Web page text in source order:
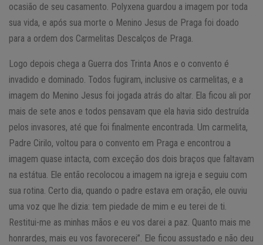
ocasião de seu casamento. Polyxena guardou a imagem por toda
sua vida, e após sua morte o Menino Jesus de Praga foi doado
para a ordem dos Carmelitas Descalços de Praga.
Logo depois chega a Guerra dos Trinta Anos e o convento é
invadido e dominado. Todos fugiram, inclusive os carmelitas, e a
imagem do Menino Jesus foi jogada atrás do altar. Ela ficou ali por
mais de sete anos e todos pensavam que ela havia sido destruída
pelos invasores, até que foi finalmente encontrada. Um carmelita,
Padre Cirilo, voltou para o convento em Praga e encontrou a
imagem quase intacta, com exceção dos dois braços que faltavam
na estátua. Ele então recolocou a imagem na igreja e seguiu com
sua rotina. Certo dia, quando o padre estava em oração, ele ouviu
uma voz que lhe dizia: tem piedade de mim e eu terei de ti.
Restitui-me as minhas mãos e eu vos darei a paz. Quanto mais me
honrardes, mais eu vos favorecerei”. Ele ficou assustado e não deu